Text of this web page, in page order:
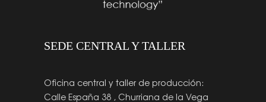
SEDE CENTRAL Y TALLER
Oficina central y taller de producción:
Calle España 38 , Churriana de la Vega